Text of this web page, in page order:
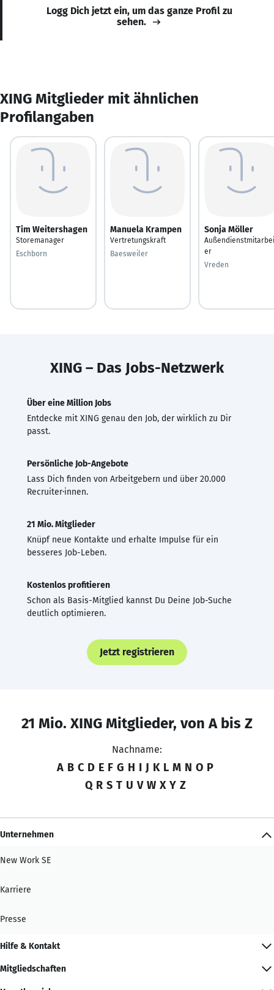
Logg Dich jetzt ein, um das ganze Profil zu
sehen.
XING Mitglieder mit ähnlichen
Profilangaben
Tim Weitershagen
Storemanager
Eschborn
Manuela Krampen
Vertretungskraft
Baesweiler
Sonja Möller
er
Vreden
XING – Das Jobs-Netzwerk
Über eine Million Jobs
Entdecke mit XING genau den Job, der wirklich zu Dir
passt.
Persönliche Job-Angebote
Lass Dich finden von Arbeitgebern und über 20.000
Recruiter·innen.
21 Mio. Mitglieder
Knüpf neue Kontakte und erhalte Impulse für ein
besseres Job-Leben.
Kostenlos profitieren
Schon als Basis-Mitglied kannst Du Deine Job-Suche
deutlich optimieren.
Jetzt registrieren
21 Mio. XING Mitglieder, von A bis Z
Nachname:
A B C D E F G H I J K L M N O P
Q R S T U V W X Y Z
Unternehmen
New Work SE
Karriere
Presse
Hilfe & Kontakt
Mitgliedschaften